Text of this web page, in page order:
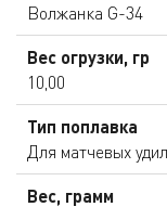
Волжанка G-34
Вес огрузки, гр
10,00
Тип поплавка
Для матчевых
Вес, грамм